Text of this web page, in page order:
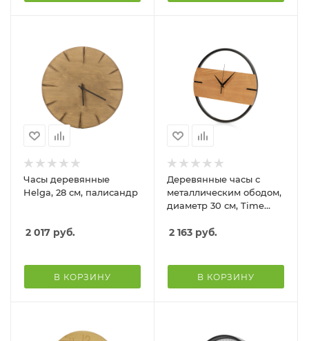
Часы деревянные
Helga, 28 см, палисандр
2 017 руб.
В КОРЗИНУ
Деревянные часы с
металлическим ободом,
диаметр 30 см, Time
натуральный/черн
2 163 руб.
В КОРЗИНУ